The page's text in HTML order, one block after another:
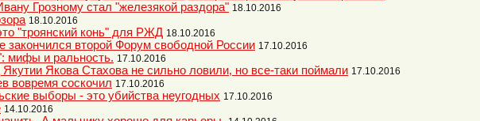
Грозному стал "железякой раздора" 18.10.2016
18.10.2016
"троянский конь" для РЖД 18.10.2016
закончился второй Форум свободной России 17.10.2016
мифы и ральность. 17.10.2016
Якова Стахова не сильно ловили, но все-таки поймали 17.10.2016
вовремя соскочил 17.10.2016
выборы - это убийства неугодных 17.10.2016
14.10.2016